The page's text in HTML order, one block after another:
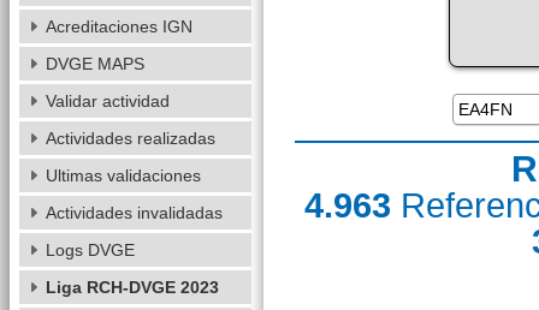
4.963
Acreditaciones IGN
DVGE MAPS
Validar actividad
Actividades realizadas
Ultimas validaciones
Actividades invalidadas
Logs DVGE
Liga RCH-DVGE 2023